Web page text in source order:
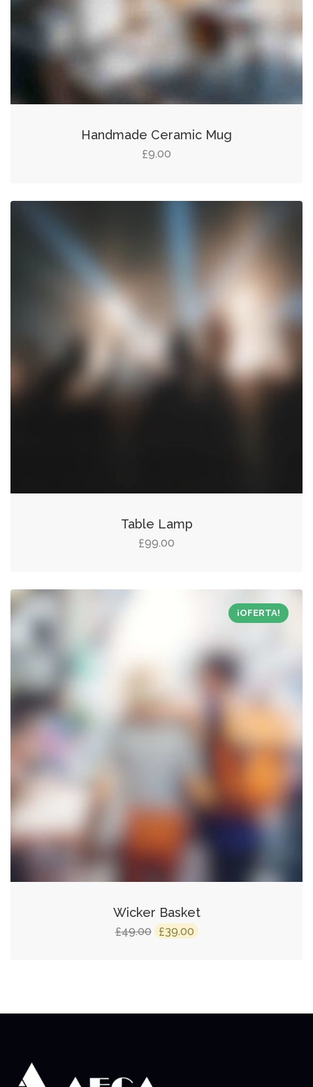
Handmade Ceramic Mug
£9.00
Table Lamp
£99.00
¡OFERTA!
Wicker Basket
£49.00 El£39.00 El